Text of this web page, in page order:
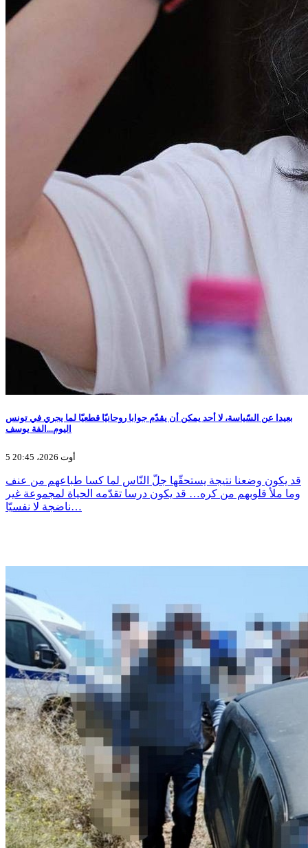
بعيدا عن السّياسة، لا أحد يمكن أن يقدّم جوابا روحانيّا قطعيّا لما يجري في تونس
اليوم...الفة يوسف
5 أوت 2026، 20:45
قد يكون وضعنا نتيجة يستحقّها جلّ النّاس لما كسا طباعهم من عنف
وما ملأ قلوبهم من كره… قد يكون درسا تقدّمه الحياة لمجموعة غير
ناضجة لا نفسيّا…